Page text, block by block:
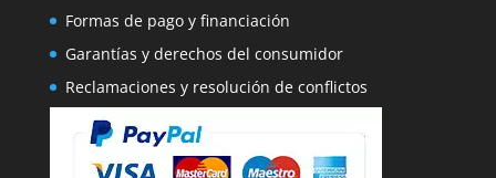
Formas de pago y financiación
Garantías y derechos del consumidor
Reclamaciones y resolución de conflictos